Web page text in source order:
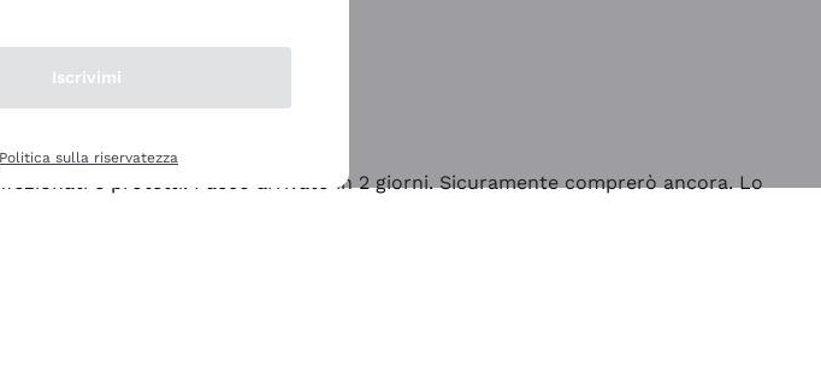
e protetti. Pacco arrivato in 2 giorni. Sicuramente comprerò ancora. Lo
Iscrivimi
Politica sulla riservatezza